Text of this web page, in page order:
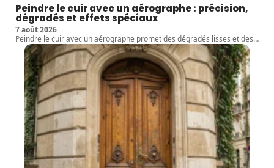
Peindre le cuir avec un aérographe : précision,
dégradés et effets spéciaux
7 août 2026
Peindre le cuir avec un aérographe promet des dégradés lisses et des…